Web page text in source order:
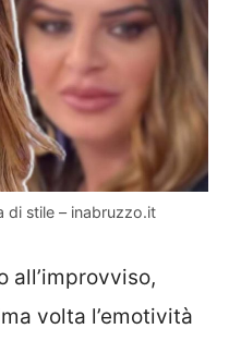
di stile – inabruzzo.it
all’improvviso,
volta l’emotività